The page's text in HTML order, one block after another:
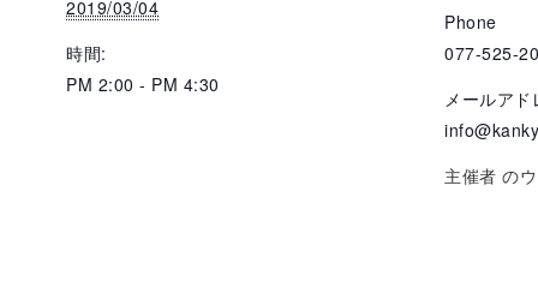
2019/03/04
時間:
PM 2:00 - PM 4:30
Phone
077-525-
メールアド
主催者 の